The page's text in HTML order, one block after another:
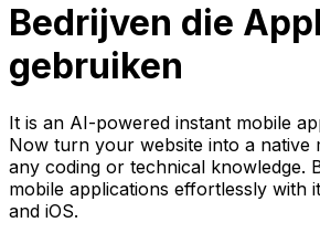
Bedrijven die
gebruiken
It is an AI-powered instant mobile
Now turn your website into a native
any coding or technical knowledge.
mobile applications effortlessly with
and iOS.